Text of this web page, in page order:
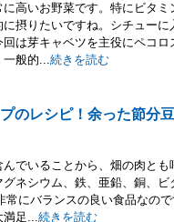
高いお野菜です。特にビタミ
摂りたいですね。シチューに
は芽キャベツを主役にペコロ
一般的...続きを読む
のレシピ！余った節分
でいることから、畑の肉とも
ネシウム、鉄、亜鉛、銅、ビ
にバランスの良い食品なの
満足...続きを読む